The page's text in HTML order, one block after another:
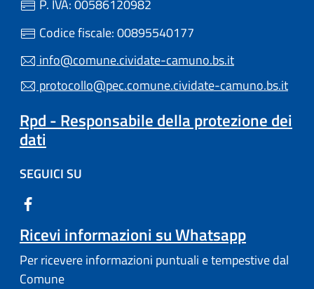
P. IVA: 00586120982
Codice fiscale: 00895540177
info@comune.cividate-camuno.bs.it
protocollo@pec.comune.cividate-camuno.bs.it
Rpd - Responsabile della protezione dei
dati
SEGUICI SU
Ricevi informazioni su Whatsapp
Per ricevere informazioni puntuali e tempestive dal
Comune